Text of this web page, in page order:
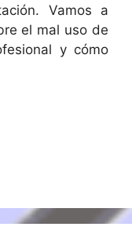
Vamos a
el mal uso de
y cómo